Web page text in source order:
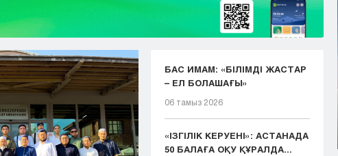
БАС ИМАМ: «БІЛІМДІ ЖАСТАР
– ЕЛ БОЛАШАҒЫ»
06 тамыз 2026
«ІЗГІЛІК КЕРУЕНІ»: АСТАНАДА
50 БАЛАҒА ОҚУ ҚҰРАЛДА...